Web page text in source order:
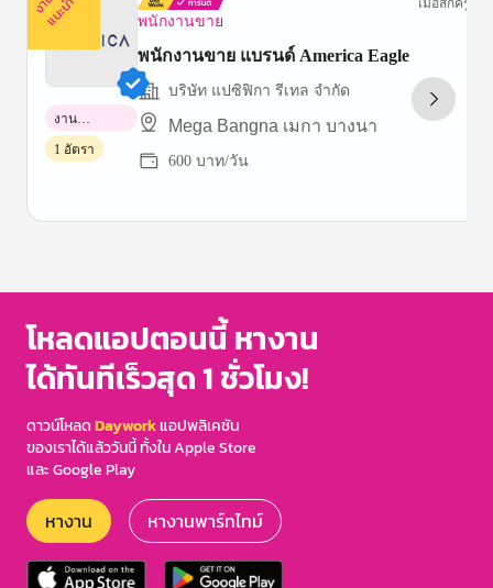
า
นำ พนักงานขาย
เมื่อสักครู่
พนักงานขาย แบรนด์ America Eagle
บริษัท แปซิฟิกา รีเทล จำกัด
Mega Bangna เมกา บางนา
600 บาท/วัน
งาน
พาร์ทไทม์
1 อัตรา
of
โหลดแอปตอนนี้ หางาน
ได้ทันทีเร็วสุด 1 ชั่วโมง!
ดาวน์โหลดDayworkแอปพลิเคชัน
ของเราได้แล้ววันนี้ ทั้งใน Apple Store
และ Google Play
หางาน หางานพาร์ทไทม์